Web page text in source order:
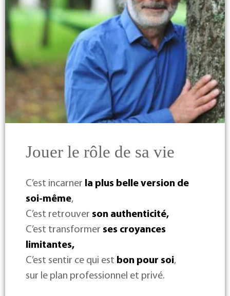
Jouer le rôle de sa vie
C’est incarner la plus belle version de
soi-même,
C’est retrouver son authenticité,
C’est transformer ses croyances
limitantes,
C’est sentir ce qui est bon pour soi,
sur le plan professionnel et privé.